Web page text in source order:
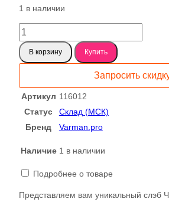
составляла
20493 ₽.
1 в наличии
Количество
товара
Американский
Черный
слэб,
доска
116012
В корзину Купить
Запросить
Артикул 116012
Статус
Склад (МСК)
Бренд
Varman.pro
Наличие 1 в наличии
Подробнее о товаре
Представляем вам уникальный слэб